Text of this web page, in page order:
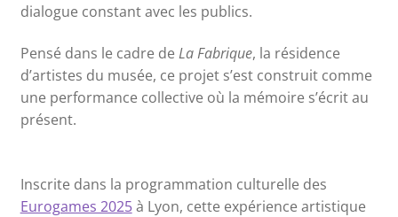
dialogue constant avec les publics.
Pensé dans le cadre de La Fabrique, la résidence
d’artistes du musée, ce projet s’est construit comme
une performance collective où la mémoire s’écrit au
présent.
Inscrite dans la programmation culturelle des
Eurogames 2025à Lyon, cette expérience artistique